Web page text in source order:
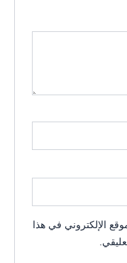
الإلكتروني في هذا